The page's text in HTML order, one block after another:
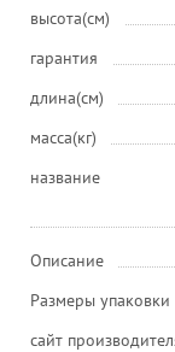
высота(см)
гарантия
длина(см)
масса(кг)
название
Описание
Размеры упаковки
сайт